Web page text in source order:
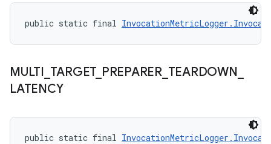
public static final
MULTI TARGET_ PREPARER_ TEARDOWN
LATENCY
public static final